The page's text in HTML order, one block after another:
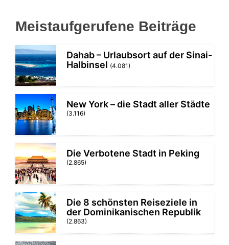
Meistaufgerufene Beiträge
Dahab – Urlaubsort auf der Sinai-
Halbinsel (4.081)
New York – die Stadt aller Städte
(3.116)
Die Verbotene Stadt in Peking
(2.865)
Die 8 schönsten Reiseziele in
der Dominikanischen Republik
(2.863)